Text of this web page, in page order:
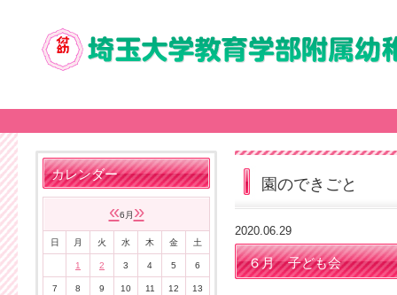
園のできごと
2020.06.29
６月 子ども会
カレンダー
«6月 »
日 月 火 水 木 金 土
1 2 3 4 5 6
7 8 9 10 11 12 13